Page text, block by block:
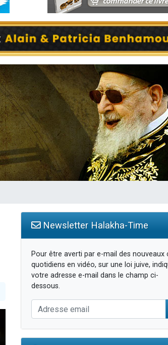
perdre leur maman
Newsletter Halakha-Time
Pour être averti par e-mail des nouveaux
quotidiens en vidéo, sur une loi juive,
votre adresse e-mail dans le champ ci-
dessous.